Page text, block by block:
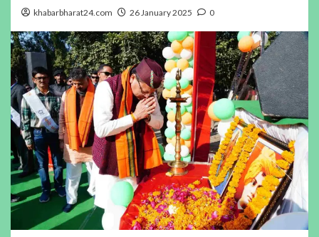
khabarbharat24.com 26 January 2025 0